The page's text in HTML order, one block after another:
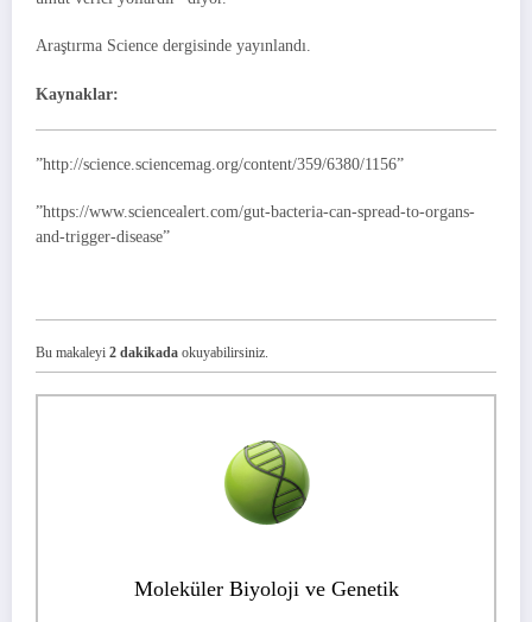
Araştırma Science dergisinde yayınlandı.
Kaynaklar:
”http://science.sciencemag.org/content/359/6380/1156”
”https://www.sciencealert.com/gut-bacteria-can-spread-to-organs-
and-trigger-disease”
Bu makaleyi 2 dakikada okuyabilirsiniz.
Moleküler Biyoloji ve Genetik